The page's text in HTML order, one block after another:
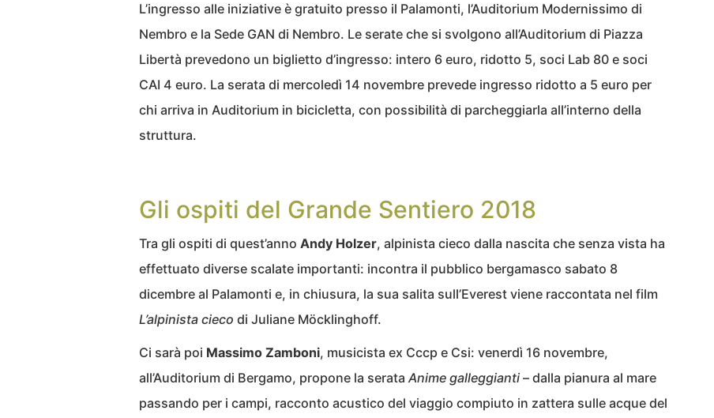
L’ingresso alle iniziative è gratuito presso il Palamonti, l’Auditorium Modernissimo di
Nembro e la Sede GAN di Nembro. Le serate che si svolgono all’Auditorium di Piazza
Libertà prevedono un biglietto d’ingresso: intero 6 euro, ridotto 5, soci Lab 80 e soci
CAI 4 euro. La serata di mercoledì 14 novembre prevede ingresso ridotto a 5 euro per
chi arriva in Auditorium in bicicletta, con possibilità di parcheggiarla all’interno della
struttura.
Gli ospiti del Grande Sentiero 2018
Tra gli ospiti di quest’anno Andy Holzer, alpinista cieco dalla nascita che senza vista ha
effettuato diverse scalate importanti: incontra il pubblico bergamasco sabato 8
dicembre al Palamonti e, in chiusura, la sua salita sull’Everest viene raccontata nel film
L’alpinista cieco di Juliane Möcklinghoff.
Ci sarà poi Massimo Zamboni, musicista ex Cccp e Csi: venerdì 16 novembre,
all’Auditorium di Bergamo, propone la serata Anime galleggianti – dalla pianura al mare
passando per i campi, racconto acustico del viaggio compiuto in zattera sulle acque del